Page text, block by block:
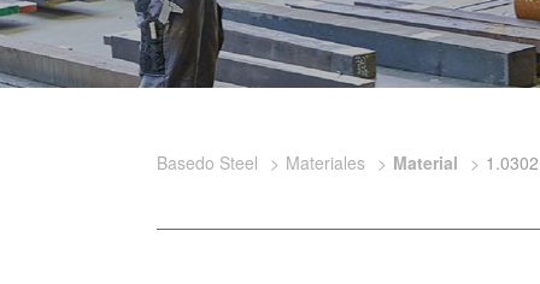
Basedo Steel Materiales Material 1.0302